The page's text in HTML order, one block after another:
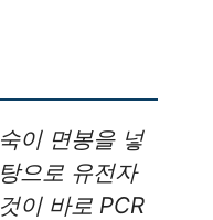
이 면봉을 넣
으로 유전자
이 바로 PCR